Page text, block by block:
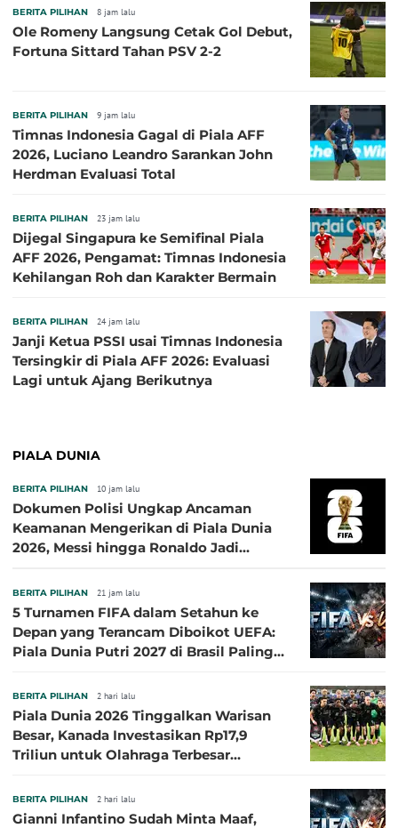
BERITA PILIHAN 8 jam lalu
Ole Romeny Langsung Cetak Gol Debut,
Fortuna Sittard Tahan PSV 2-2
BERITA PILIHAN 9 jam lalu
Timnas Indonesia Gagal di Piala AFF
2026, Luciano Leandro Sarankan John
Herdman Evaluasi Total
BERITA PILIHAN 23 jam lalu
Dijegal Singapura ke Semifinal Piala
AFF 2026, Pengamat: Timnas Indonesia
Kehilangan Roh dan Karakter Bermain
BERITA PILIHAN 24 jam lalu
Janji Ketua PSSI usai Timnas Indonesia
Tersingkir di Piala AFF 2026: Evaluasi
Lagi untuk Ajang Berikutnya
PIALA DUNIA
BERITA PILIHAN 10 jam lalu
Dokumen Polisi Ungkap Ancaman
Keamanan Mengerikan di Piala Dunia
2026, Messi hingga Ronaldo Jadi
BERITA PILIHAN 21 jam lalu
5 Turnamen FIFA dalam Setahun ke
Depan yang Terancam Diboikot UEFA:
Piala Dunia Putri 2027 di Brasil Paling
BERITA PILIHAN 2 hari lalu
Piala Dunia 2026 Tinggalkan Warisan
Besar, Kanada Investasikan Rp17,9
Triliun untuk Olahraga Terbesar
BERITA PILIHAN 2 hari lalu
Gianni Infantino Sudah Minta Maaf,